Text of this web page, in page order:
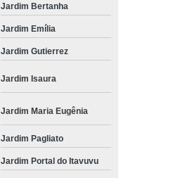
Jardim Bertanha
Jardim Emília
Jardim Gutierrez
Jardim Isaura
Jardim Maria Eugênia
Jardim Pagliato
Jardim Portal do Itavuvu